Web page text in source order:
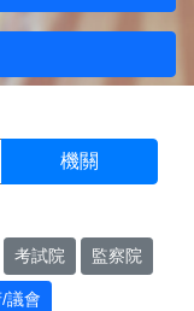
機關
考試院 監察院
議會